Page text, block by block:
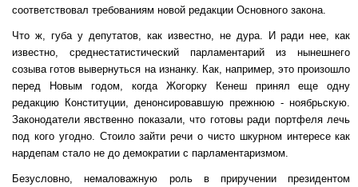
соответствовал требованиям новой редакции Основного закона.
Что ж, губа у депутатов, как известно, не дура. И ради нее, как
известно, среднестатистический парламентарий из нынешнего
созыва готов вывернуться на изнанку. Как, например, это произошло
перед Новым годом, когда Жогорку Кенеш принял еще одну
редакцию Конституции, денонсировавшую прежнюю - ноябрьскую.
Законодатели явственно показали, что готовы ради портфеля лечь
под кого угодно. Стоило зайти речи о чисто шкурном интересе как
нардепам стало не до демократии с парламентаризмом.
Безусловно, немаловажную роль в приручении президентом